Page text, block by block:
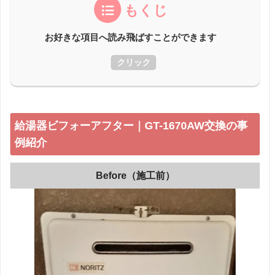
もくじ
お好きな項目へ読み飛ばすことができます
クリック
給湯器ビフォーアフター｜GT-1670AW交換の事
例紹介
Before（施工前）